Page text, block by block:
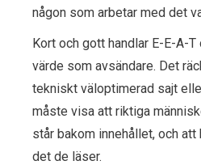
någon som arbetar med det
Kort och gott handlar E-E-A-
värde som avsändare. Det
tekniskt väloptimerad sajt
måste visa att riktiga
står bakom innehållet, och
det de läser.